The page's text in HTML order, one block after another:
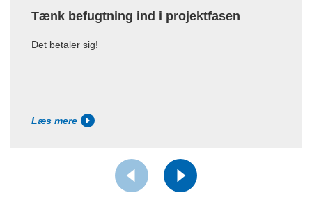
Tænk befugtning ind i projektfasen
Det betaler sig!
Læs mere